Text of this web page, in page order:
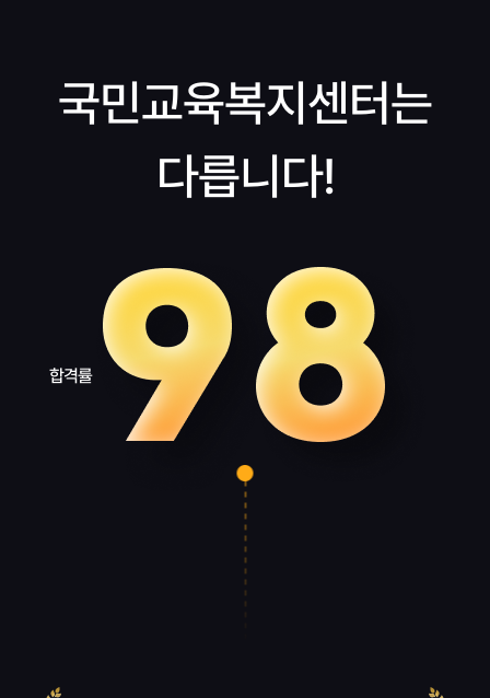
국민교육복지센터는
다릅니다!
합격률